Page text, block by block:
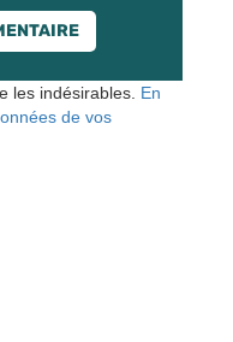
les indésirables. En
de vos